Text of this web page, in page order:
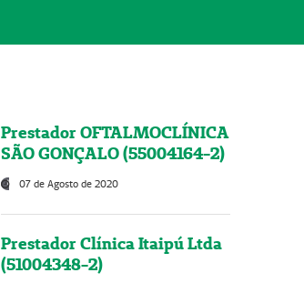
Prestador OFTALMOCLÍNICA
SÃO GONÇALO (55004164-2)
07 de Agosto de 2020
Prestador Clínica Itaipú Ltda
(51004348-2)